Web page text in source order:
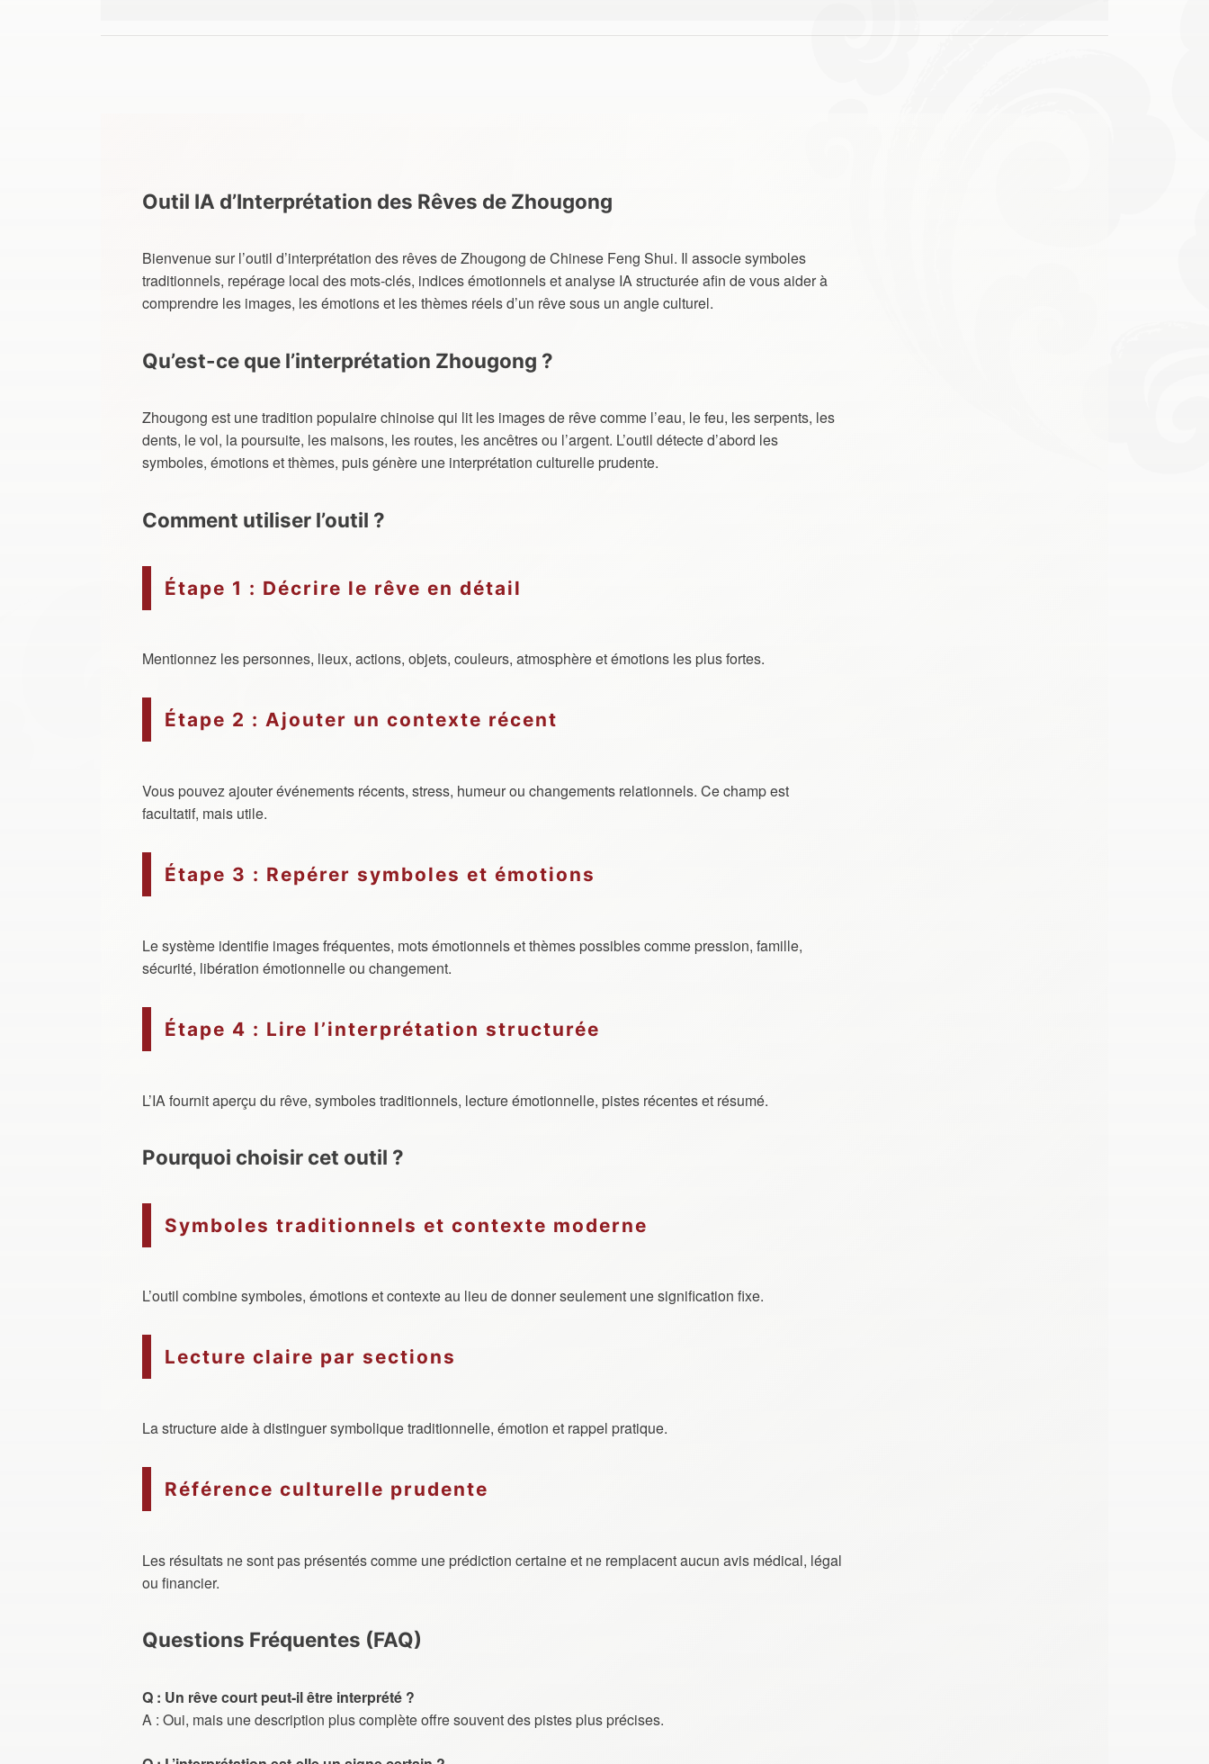
Outil IA d’Interprétation des Rêves de Zhougong
Bienvenue sur l’outil d’interprétation des rêves de Zhougong de Chinese Feng Shui. Il associe symboles
traditionnels, repérage local des mots-clés, indices émotionnels et analyse IA structurée afin de vous aider à
comprendre les images, les émotions et les thèmes réels d’un rêve sous un angle culturel.
Qu’est-ce que l’interprétation Zhougong ?
Zhougong est une tradition populaire chinoise qui lit les images de rêve comme l’eau, le feu, les serpents, les
dents, le vol, la poursuite, les maisons, les routes, les ancêtres ou l’argent. L’outil détecte d’abord les
symboles, émotions et thèmes, puis génère une interprétation culturelle prudente.
Comment utiliser l’outil ?
Étape 1 : Décrire le rêve en détail
Mentionnez les personnes, lieux, actions, objets, couleurs, atmosphère et émotions les plus fortes.
Étape 2 : Ajouter un contexte récent
Vous pouvez ajouter événements récents, stress, humeur ou changements relationnels. Ce champ est
facultatif, mais utile.
Étape 3 : Repérer symboles et émotions
Le système identifie images fréquentes, mots émotionnels et thèmes possibles comme pression, famille,
sécurité, libération émotionnelle ou changement.
Étape 4 : Lire l’interprétation structurée
L’IA fournit aperçu du rêve, symboles traditionnels, lecture émotionnelle, pistes récentes et résumé.
Pourquoi choisir cet outil ?
Symboles traditionnels et contexte moderne
L’outil combine symboles, émotions et contexte au lieu de donner seulement une signification fixe.
Lecture claire par sections
La structure aide à distinguer symbolique traditionnelle, émotion et rappel pratique.
Référence culturelle prudente
Les résultats ne sont pas présentés comme une prédiction certaine et ne remplacent aucun avis médical, légal
ou financier.
Questions Fréquentes (FAQ)
Q : Un rêve court peut-il être interprété ?
A : Oui, mais une description plus complète offre souvent des pistes plus précises.